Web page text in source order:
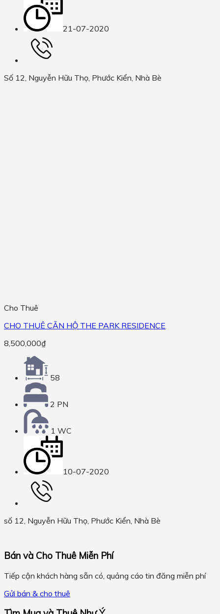
21-07-2020
Số 12, Nguyễn Hữu Thọ, Phước Kiển, Nhà Bè
Cho Thuê
CHO THUÊ CĂN HỘ THE PARK RESIDENCE
8,500,000₫
58
2 PN
1 WC
10-07-2020
số 12, Nguyễn Hữu Thọ, Phước Kiển, Nhà Bè
Bán và Cho Thuê Miễn Phí
Tiếp cận khách hàng sẵn có, quảng cáo tin đăng miễn phí
Gửi bán & cho thuê